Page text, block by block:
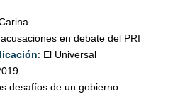
en debate del PRI
: El Universal
desafíos de un gobierno